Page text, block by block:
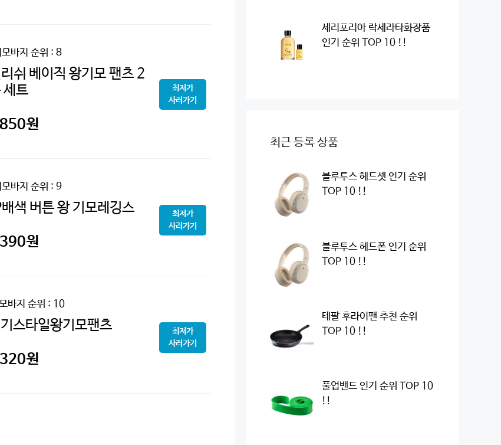
바지 순위 : 8
쉬 베이직 왕기모 팬츠 2
세트
원
최저가
사러가기
바지 순위 : 9
색 버튼 왕 기모레깅스
원
최저가
사러가기
바지 순위 : 10
스타일왕기모팬츠
원
최저가
사러가기
세리포리아 락세라타화장품
인기 순위 TOP 10 !!
최근 등록 상품
블루투스 헤드셋 인기 순위
TOP 10 !!
블루투스 헤드폰 인기 순위
TOP 10 !!
테팔 후라이팬 추천 순위
TOP 10 !!
풀업밴드 인기 순위 TOP 10
!!